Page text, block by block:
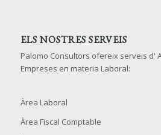
ELS NOSTRES SERVEIS
Palomo Consultors ofereix serveis d'
Empreses en materia Laboral:
Àrea Laboral
Àrea Fiscal Comptable